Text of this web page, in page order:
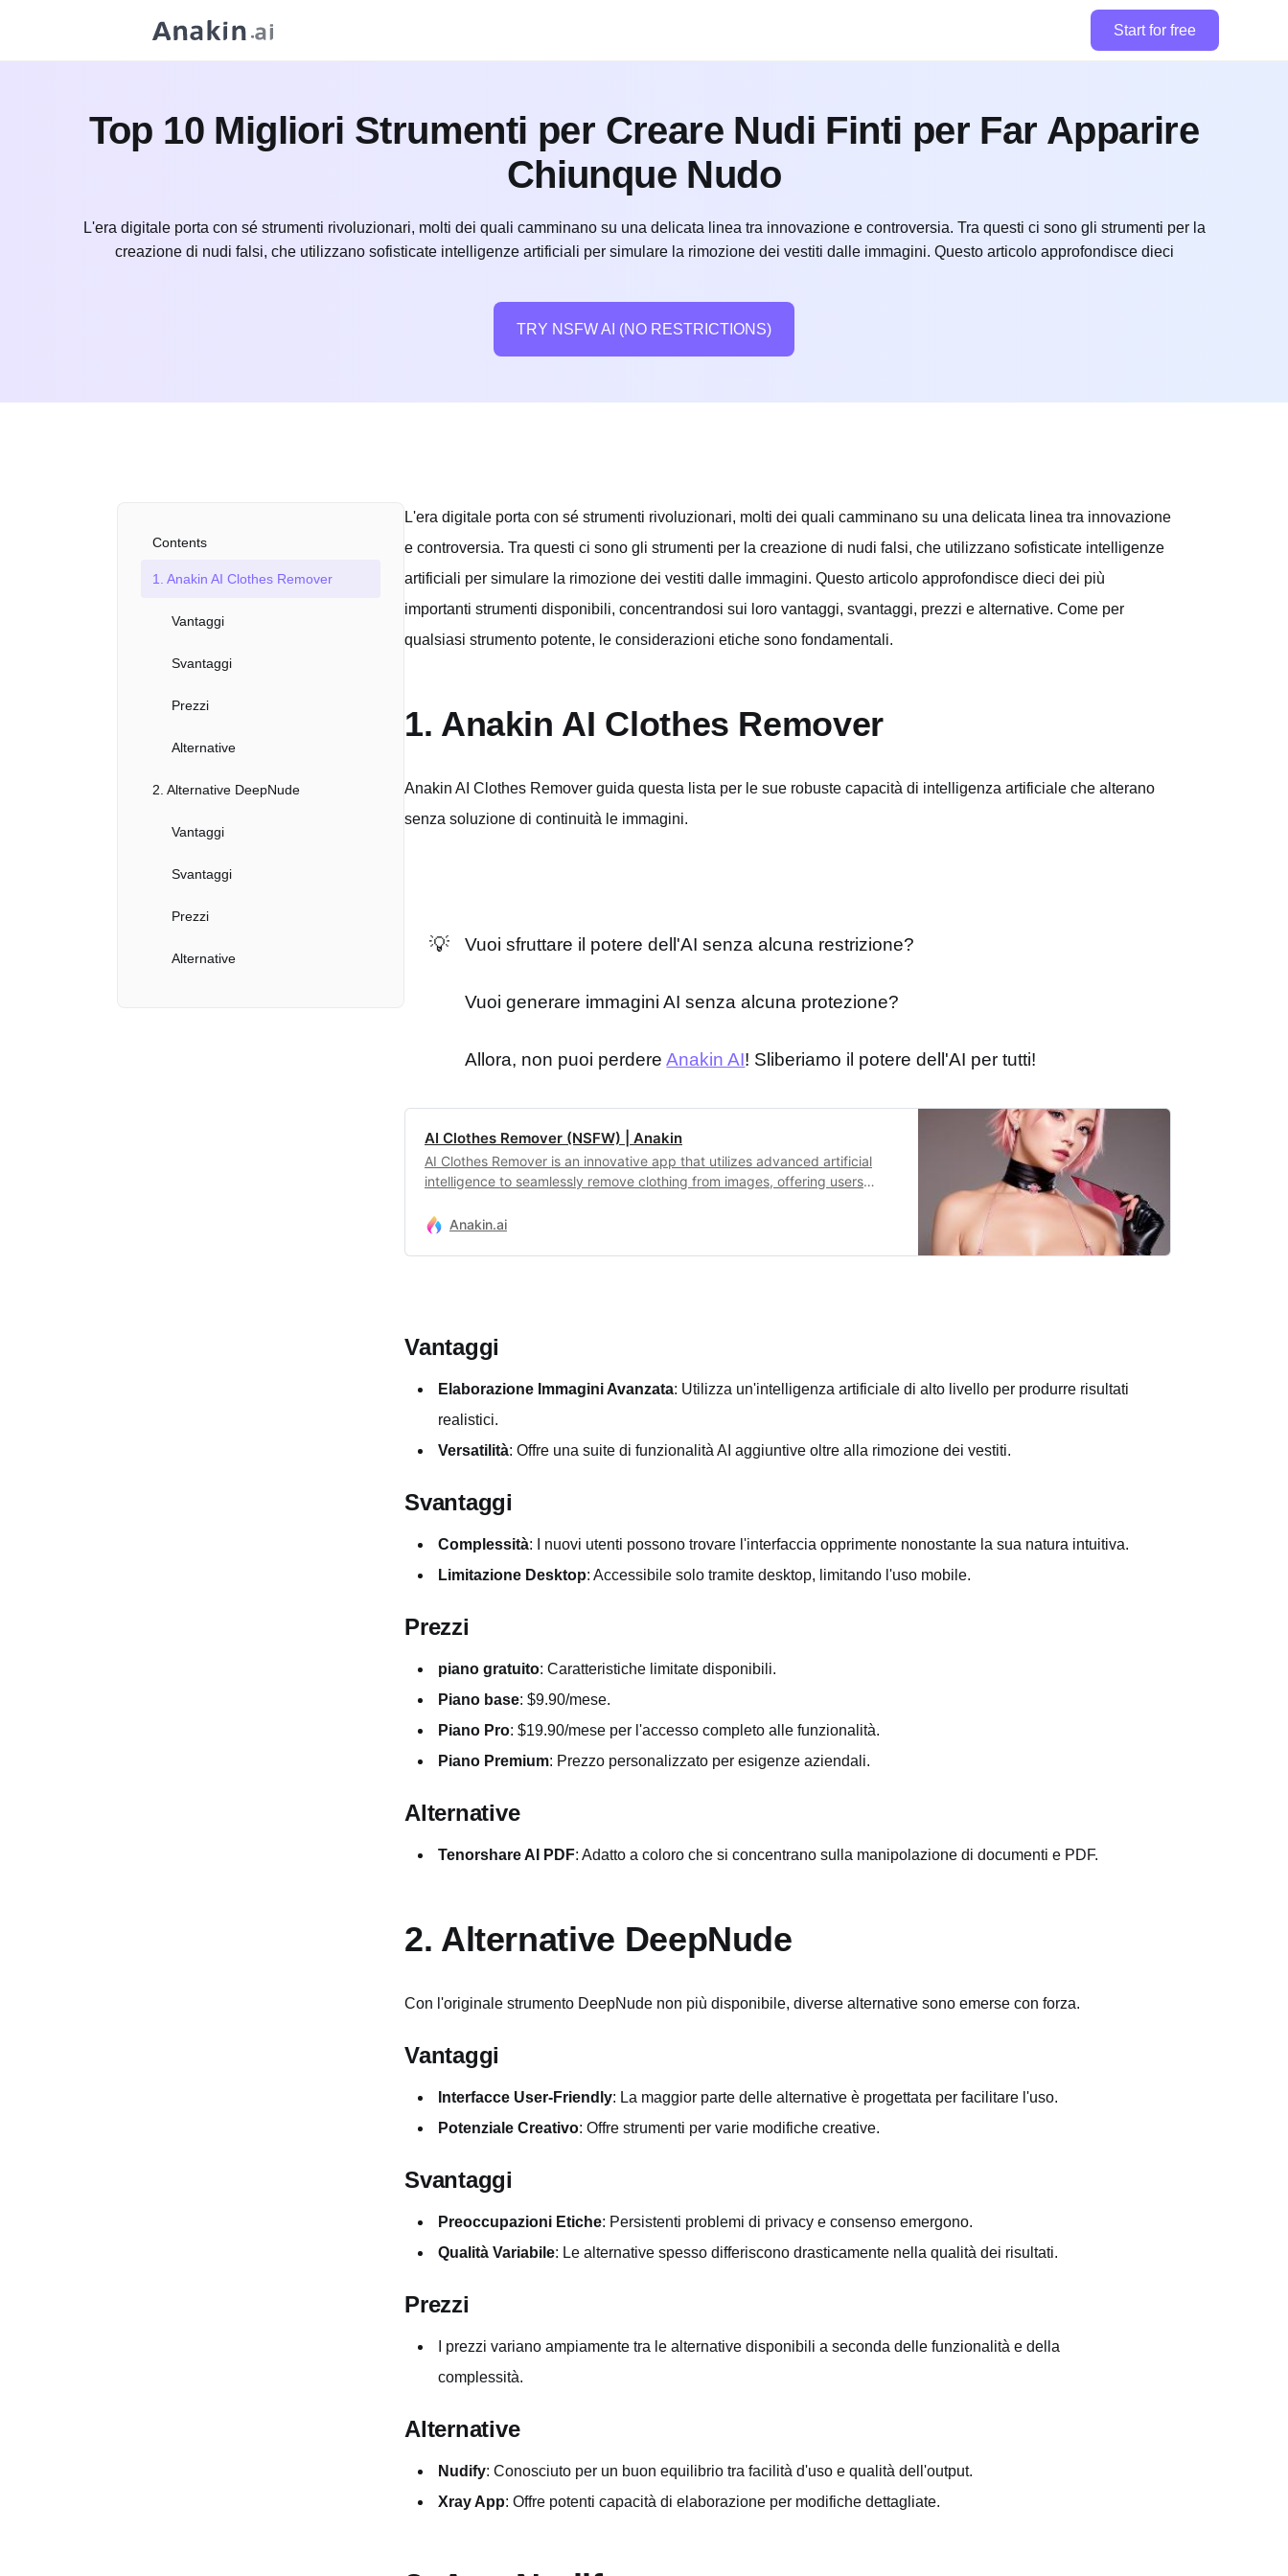
Start for free
Top 10 Migliori Strumenti per Creare Nudi Finti per Far Apparire
Chiunque Nudo
L'era digitale porta con sé strumenti rivoluzionari, molti dei quali camminano su una delicata linea tra innovazione e controversia. Tra questi ci sono gli strumenti per la
creazione di nudi falsi, che utilizzano sofisticate intelligenze artificiali per simulare la rimozione dei vestiti dalle immagini. Questo articolo approfondisce dieci
TRY NSFW AI (NO RESTRICTIONS)
Contents
1. Anakin AI Clothes Remover
Vantaggi
Svantaggi
Prezzi
Alternative
2. Alternative DeepNude
Vantaggi
Svantaggi
Prezzi
Alternative
L'era digitale porta con sé strumenti rivoluzionari, molti dei quali camminano su una delicata linea tra innovazione
e controversia. Tra questi ci sono gli strumenti per la creazione di nudi falsi, che utilizzano sofisticate intelligenze
artificiali per simulare la rimozione dei vestiti dalle immagini. Questo articolo approfondisce dieci dei più
importanti strumenti disponibili, concentrandosi sui loro vantaggi, svantaggi, prezzi e alternative. Come per
qualsiasi strumento potente, le considerazioni etiche sono fondamentali.
1. Anakin AI Clothes Remover
Anakin AI Clothes Remover guida questa lista per le sue robuste capacità di intelligenza artificiale che alterano
senza soluzione di continuità le immagini.
💡 Vuoi sfruttare il potere dell'AI senza alcuna restrizione?
Vuoi generare immagini AI senza alcuna protezione?
Allora, non puoi perdereAnakin AI! Sliberiamo il potere dell'AI per tutti!
AI Clothes Remover (NSFW) | Anakin
AI Clothes Remover is an innovative app that utilizes advanced artificial
intelligence to seamlessly remove clothing from images, offering users
Anakin.ai
Vantaggi
Elaborazione Immagini Avanzata: Utilizza un'intelligenza artificiale di alto livello per produrre risultati
realistici.
Versatilità: Offre una suite di funzionalità AI aggiuntive oltre alla rimozione dei vestiti.
Svantaggi
Complessità: I nuovi utenti possono trovare l'interfaccia opprimente nonostante la sua natura intuitiva.
Limitazione Desktop: Accessibile solo tramite desktop, limitando l'uso mobile.
Prezzi
piano gratuito: Caratteristiche limitate disponibili.
Piano base: $9.90/mese.
Piano Pro: $19.90/mese per l'accesso completo alle funzionalità.
Piano Premium: Prezzo personalizzato per esigenze aziendali.
Alternative
Tenorshare AI PDF: Adatto a coloro che si concentrano sulla manipolazione di documenti e PDF.
2. Alternative DeepNude
Con l'originale strumento DeepNude non più disponibile, diverse alternative sono emerse con forza.
Vantaggi
Interfacce User-Friendly: La maggior parte delle alternative è progettata per facilitare l'uso.
Potenziale Creativo: Offre strumenti per varie modifiche creative.
Svantaggi
Preoccupazioni Etiche: Persistenti problemi di privacy e consenso emergono.
Qualità Variabile: Le alternative spesso differiscono drasticamente nella qualità dei risultati.
Prezzi
I prezzi variano ampiamente tra le alternative disponibili a seconda delle funzionalità e della
complessità.
Alternative
Nudify: Conosciuto per un buon equilibrio tra facilità d'uso e qualità dell'output.
Xray App: Offre potenti capacità di elaborazione per modifiche dettagliate.